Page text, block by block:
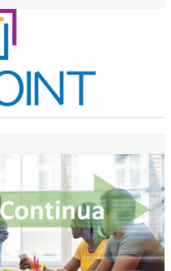
le nostre specificità"